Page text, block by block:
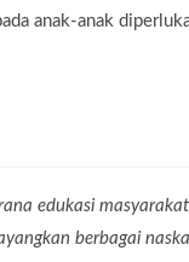
anak-anak
edukasi
berbagai